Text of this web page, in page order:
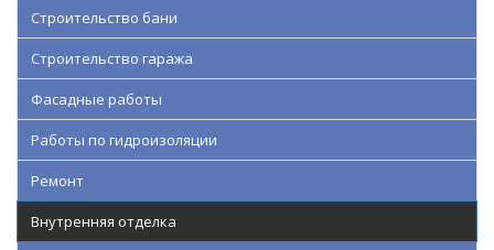
Строительство бани
Строительство гаража
Фасадные работы
Работы по гидроизоляции
Ремонт
Внутренняя отделка